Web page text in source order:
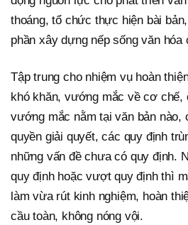
thoáng, tổ chức thực hiện bài
phần xây dựng nếp sống văn
Tập trung cho nhiệm vụ hoàn
khó khăn, vướng mắc về cơ chế,
vướng mắc nằm tại văn bản nào,
quyền giải quyết, các quy định
những vấn đề chưa có quy định.
quy định hoặc vượt quy định thì
làm vừa rút kinh nghiệm, hoàn
cầu toàn, không nóng vội.